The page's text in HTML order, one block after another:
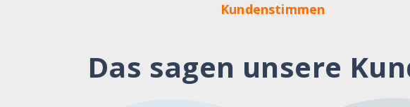
Kundenstimmen
Das sagen unsere